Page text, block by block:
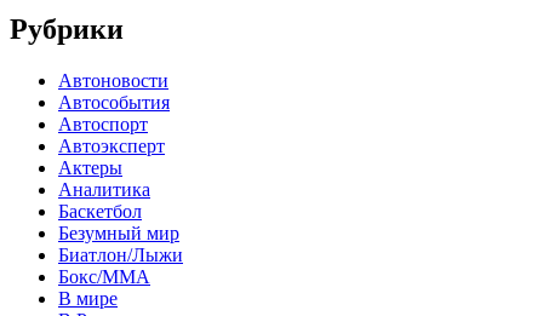
Рубрики
Автоновости
Автособытия
Автоспорт
Автоэксперт
Актеры
Аналитика
Баскетбол
Безумный мир
Биатлон/Лыжи
Бокс/MMA
В мире